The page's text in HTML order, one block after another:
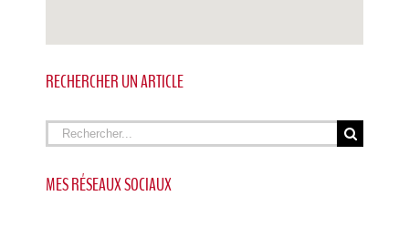
RECHERCHER UN ARTICLE
Rechercher
MES RÉSEAUX SOCIAUX